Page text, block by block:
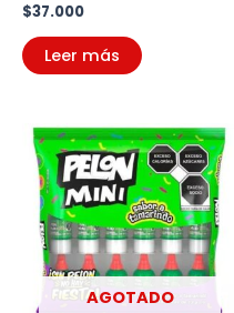
$37.000
Leer más
AGOTADO